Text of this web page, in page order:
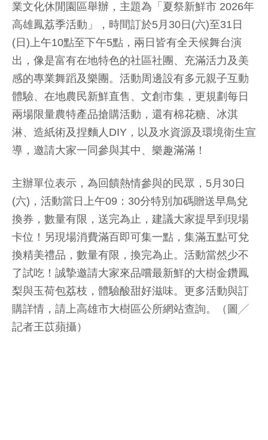
業文化休閒園區舉辦，主題為「夏祭新鮮市 2026年
高雄鳳荔季活動」，時間訂於5月30日(六)至31日
(日)上午10點至下午5點，兩日皆有全天候舞台演
出，像是富有在地特色的社區社團、充滿活力及美
感的專業舞蹈及樂團。活動周邊設有多元親子互動
體驗、在地農民新鮮直售、文創市集，更規劃每日
兩場限量農特產品搶購活動，還有棉花糖、冰淇
淋、造紙術及捏麵人DIY，以及水資源及環境衛生宣
導，邀請大家一同參與其中、樂趣滿滿！
主辦單位表示，為回饋熱情參與的民眾，5月30日
(六)，活動當日上午09：30分特別加碼贈送早鳥兌
換券，數量有限，送完為止，建議大家提早到現場
卡位！另現場消費滿百即可集一點，集滿五點可兌
換精美禮品，數量有限，換完為止。活動當然少不
了試吃！誠摯邀請大家來品嚐最新鮮的大樹金鑽鳳
梨與玉荷包荔枝，體驗酸甜好滋味。更多活動與訂
購詳情，請上高雄市大樹區公所網站查詢。（圖╱
記者王苡蘋攝）